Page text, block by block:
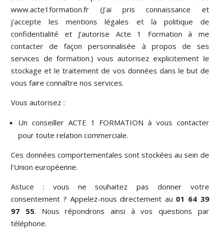
www.acte1formation.fr (J’ai pris connaissance et
j’accepte les mentions légales et la politique de
confidentialité et J’autorise Acte 1 Formation à me
contacter de façon personnalisée à propos de ses
services de formation.) vous autorisez explicitement le
stockage et le traitement de vos données dans le but de
vous faire connaître nos services.
Vous autorisez :
Un conseiller ACTE 1 FORMATION à vous contacter
pour toute relation commerciale.
Ces données comportementales sont stockées au sein de
l’Union européenne.
Astuce : vous ne souhaitez pas donner votre
consentement ? Appelez-nous directement au 01 64 39
97 55. Nous répondrons ainsi à vos questions par
téléphone.